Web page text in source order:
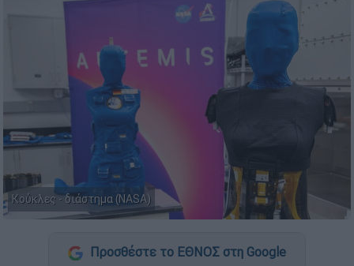
Κούκλες - διάστημα (NASA)
Προσθέστε το ΕΘΝΟΣ στη Google